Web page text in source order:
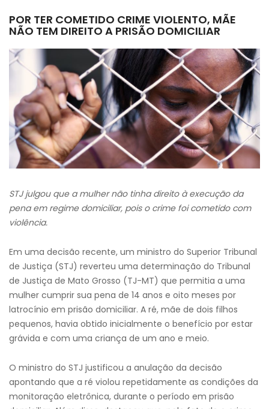
POR TER COMETIDO CRIME VIOLENTO, MÃE
NÃO TEM DIREITO A PRISÃO DOMICILIAR
STJ julgou que a mulher não tinha direito à execução da
pena em regime domiciliar, pois o crime foi cometido com
violência.
Em uma decisão recente, um ministro do Superior Tribunal
de Justiça (STJ) reverteu uma determinação do Tribunal
de Justiça de Mato Grosso (TJ-MT) que permitia a uma
mulher cumprir sua pena de 14 anos e oito meses por
latrocínio em prisão domiciliar. A ré, mãe de dois filhos
pequenos, havia obtido inicialmente o benefício por estar
grávida e com uma criança de um ano e meio.
O ministro do STJ justificou a anulação da decisão
apontando que a ré violou repetidamente as condições da
monitoração eletrônica, durante o período em prisão